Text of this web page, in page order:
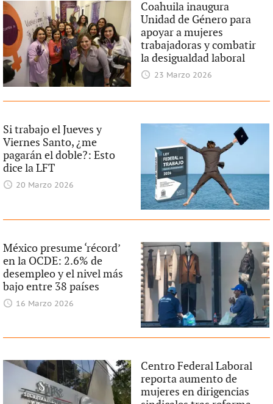
Coahuila inaugura
Unidad de Género para
apoyar a mujeres
trabajadoras y combatir
la desigualdad laboral
23 Marzo 2026
Si trabajo el Jueves y
Viernes Santo, ¿me
pagarán el doble?: Esto
dice la LFT
20 Marzo 2026
México presume ‘récord’
en la OCDE: 2.6% de
desempleo y el nivel más
bajo entre 38 países
16 Marzo 2026
Centro Federal Laboral
reporta aumento de
mujeres en dirigencias